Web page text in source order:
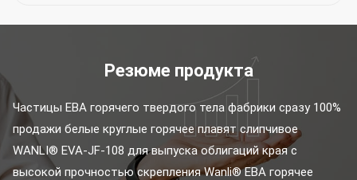
Резюме продукта
Частицы ЕВА горячего твердого тела фабрики сразу 100%
продажи белые круглые горячее плавят слипчивое
WANLI® EVA-JF-108 для выпуска облигаций края с
высокой прочностью скрепления Wanli® ЕВА горячее